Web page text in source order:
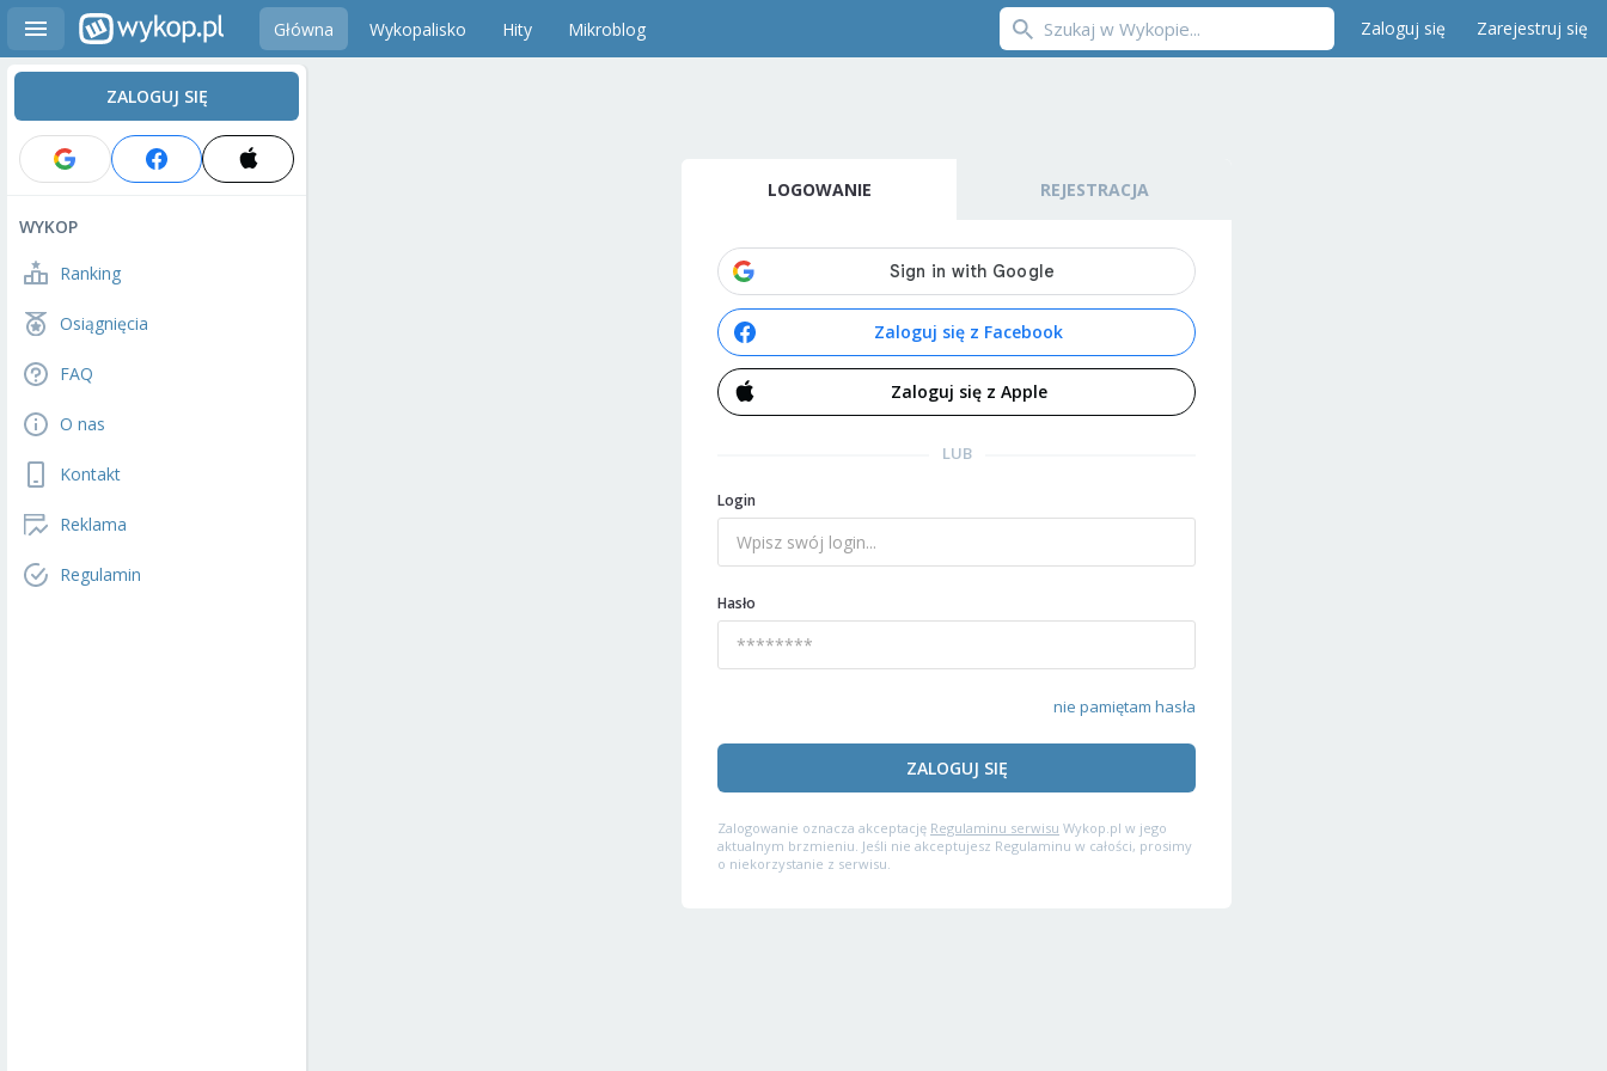
Główna Wykopalisko Hity Mikroblog Zaloguj się Zarejestruj się
ZALOGUJ SIĘ
WYKOP
Ranking
Osiągnięcia
FAQ
O nas
Kontakt
Reklama
Regulamin
LOGOWANIE REJESTRACJA
Zaloguj się z Facebook
Zaloguj się z Apple
LUB
Login
Hasło
nie pamiętam hasła
ZALOGUJ SIĘ
Zalogowanie oznacza akceptację Regulaminu serwisu Wykop.pl w jego
aktualnym brzmieniu. Jeśli nie akceptujesz Regulaminu w całości, prosimy
o niekorzystanie z serwisu.